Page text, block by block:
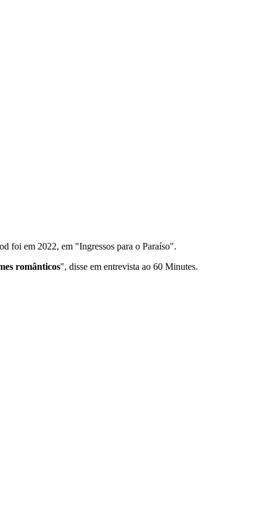
foi em 2022, em "Ingressos para o Paraíso".
românticos", disse em entrevista ao 60 Minutes.